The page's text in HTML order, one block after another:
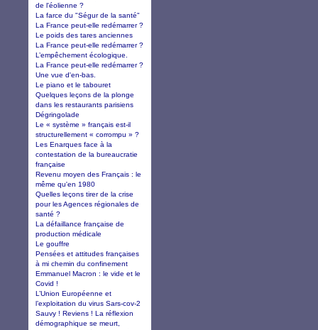
de l'éolienne ?
La farce du "Ségur de la santé"
La France peut-elle redémarrer ?
Le poids des tares anciennes
La France peut-elle redémarrer ?
L’empêchement écologique.
La France peut-elle redémarrer ?
Une vue d'en-bas.
Le piano et le tabouret
Quelques leçons de la plonge
dans les restaurants parisiens
Dégringolade
Le « système » français est-il
structurellement « corrompu » ?
Les Enarques face à la
contestation de la bureaucratie
française
Revenu moyen des Français : le
même qu'en 1980
Quelles leçons tirer de la crise
pour les Agences régionales de
santé ?
La défaillance française de
production médicale
Le gouffre
Pensées et attitudes françaises
à mi chemin du confinement
Emmanuel Macron : le vide et le
Covid !
L’Union Européenne et
l’exploitation du virus Sars-cov-2
Sauvy ! Reviens ! La réflexion
démographique se meurt,